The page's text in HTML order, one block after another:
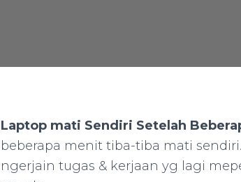
Laptop mati Sendiri Setelah
beberapa menit tiba-tiba mati
ngerjain tugas & kerjaan yg lagi